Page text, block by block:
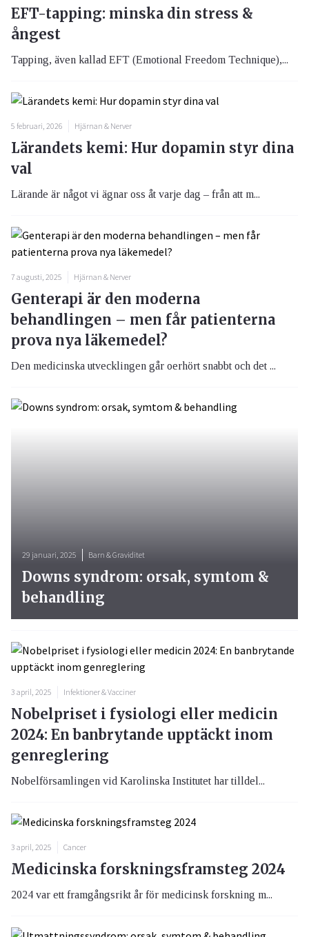
EFT-tapping: minska din stress &
ångest
Tapping, även kallad EFT (Emotional Freedom Technique),...
5 februari, 2026 Hjärnan & Nerver
Lärandets kemi: Hur dopamin styr dina
val
Lärande är något vi ägnar oss åt varje dag – från att m...
7 augusti, 2025 Hjärnan & Nerver
Genterapi är den moderna
behandlingen – men får patienterna
prova nya läkemedel?
Den medicinska utvecklingen går oerhört snabbt och det ...
3 april, 2025 Infektioner & Vacciner
Nobelpriset i fysiologi eller medicin
2024: En banbrytande upptäckt inom
genreglering
Nobelförsamlingen vid Karolinska Institutet har tilldel...
3 april, 2025 Cancer
Medicinska forskningsframsteg 2024
2024 var ett framgångsrikt år för medicinsk forskning m...
29 januari, 2025 Barn & Graviditet
Downs syndrom: orsak, symtom &
behandling